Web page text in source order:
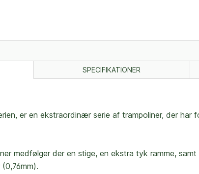
SPECIFIKATIONER
er en ekstraordinær serie af trampoliner, der har
medfølger der en stige, en ekstra tyk ramme, samt